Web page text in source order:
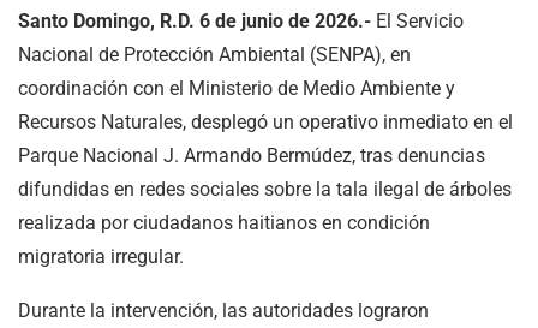
Santo Domingo, R.D. 6 de junio de 2026.- El Servicio
Nacional de Protección Ambiental (SENPA), en
coordinación con el Ministerio de Medio Ambiente y
Recursos Naturales, desplegó un operativo inmediato en el
Parque Nacional J. Armando Bermúdez, tras denuncias
difundidas en redes sociales sobre la tala ilegal de árboles
realizada por ciudadanos haitianos en condición
migratoria irregular.
Durante la intervención, las autoridades lograron